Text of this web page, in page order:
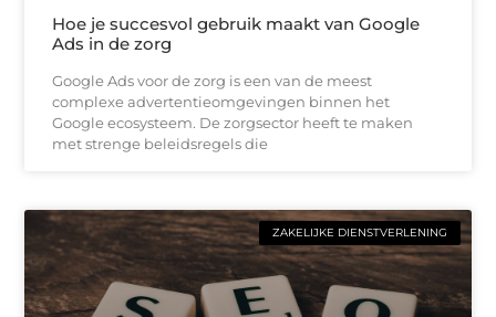
Hoe je succesvol gebruik maakt van Google
Ads in de zorg
Google Ads voor de zorg is een van de meest
complexe advertentieomgevingen binnen het
Google ecosysteem. De zorgsector heeft te maken
met strenge beleidsregels die
ZAKELIJKE DIENSTVERLENING